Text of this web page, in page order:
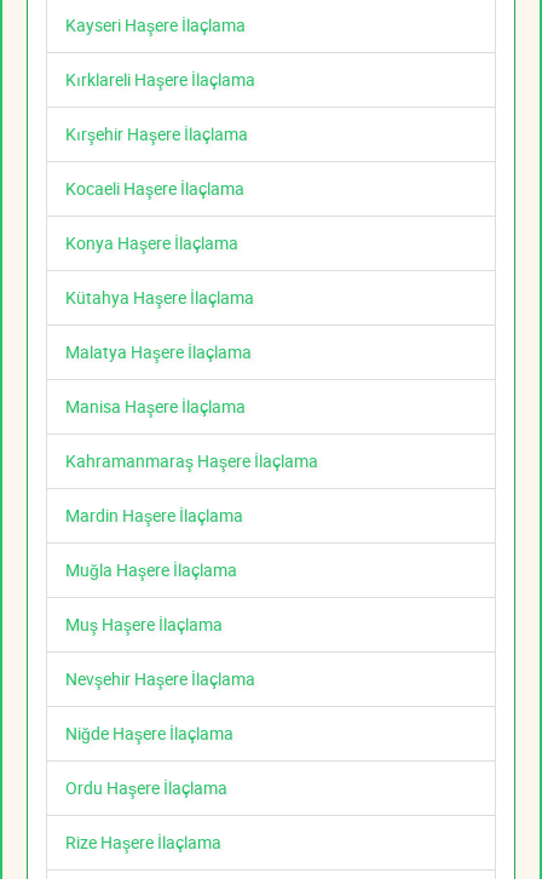
Kayseri Haşere İlaçlama
Kırklareli Haşere İlaçlama
Kırşehir Haşere İlaçlama
Kocaeli Haşere İlaçlama
Konya Haşere İlaçlama
Kütahya Haşere İlaçlama
Malatya Haşere İlaçlama
Manisa Haşere İlaçlama
Kahramanmaraş Haşere İlaçlama
Mardin Haşere İlaçlama
Muğla Haşere İlaçlama
Muş Haşere İlaçlama
Nevşehir Haşere İlaçlama
Niğde Haşere İlaçlama
Ordu Haşere İlaçlama
Rize Haşere İlaçlama